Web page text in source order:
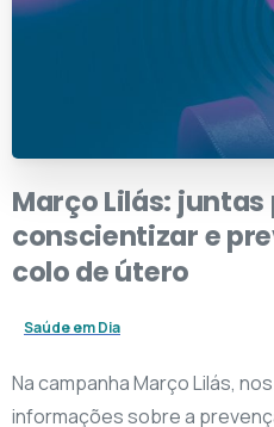
MarçoLilás: juntas
conscientizare
colodeútero
Saúde em Dia
Na campanha Março Lilás,
informações sobre a